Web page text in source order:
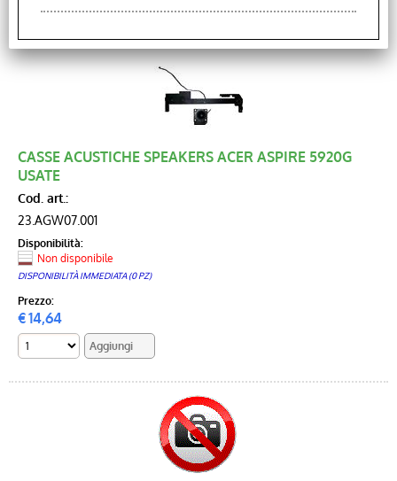
CASSE ACUSTICHE SPEAKERS ACER ASPIRE 5920G
USATE
Cod. art.:
23.AGW07.001
Disponibilità:
Non disponibile
DISPONIBILITÀ IMMEDIATA (0 PZ)
Prezzo:
€14,64